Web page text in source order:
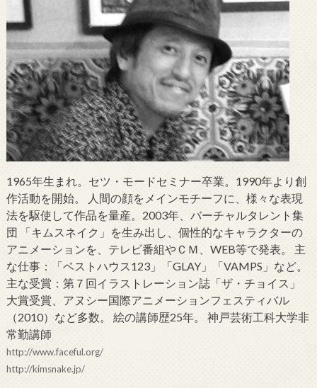
1965年生まれ。セツ・モードセミナー卒業。1990年より創
作活動を開始。 人間の顔をメインモチーフに、様々な表現
法を駆使して作品を量産。2003年、バーチャルタレント集
団 「キムスネイク」を生み出し、個性的なキャラクターの
アニメーションを、テレビ番組やＣＭ、WEB等で発表。 主
な仕事：「ベストハウス123」「GLAY」「VAMPS」など。
主な受賞：第７回イラストレーション誌「ザ・チョイス」
大賞受賞、アヌシー国際アニメーションフェスティバル
（2010）など多数。 絵の講師歴25年。 神戸芸術工科大学非
常勤講師
http://www.faceful.org/
http://kimsnake.jp/